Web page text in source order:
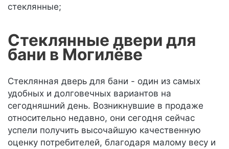
стеклянные;
Стеклянные двери для
бани в Могилёве
Стеклянная дверь для бани - один из самых
удобных и долговечных вариантов на
сегодняшний день. Возникнувшие в продаже
относительно недавно, они сегодня сейчас
успели получить высочайшую качественную
оценку потребителей, благодаря малому весу и